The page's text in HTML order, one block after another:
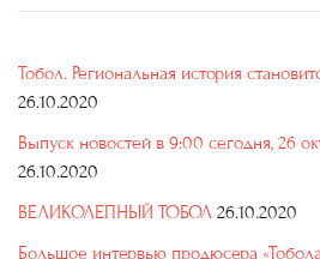
Тобол. Региональная история
26.10.2020
Выпуск новостей в 9:00 сегодня, 26
26.10.2020
ВЕЛИКОЛЕПНЫЙ ТОБОЛ 26.10.2020
Большое интервью продюсера